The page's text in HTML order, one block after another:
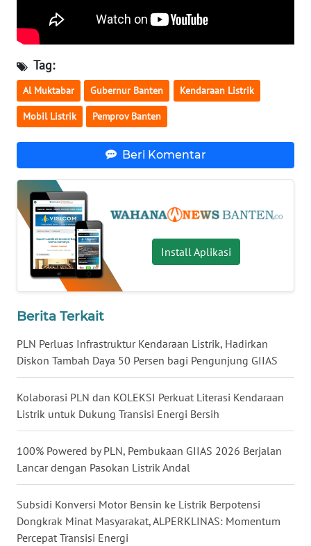
Tag:
Al Muktabar Gubernur Banten Kendaraan Listrik
Mobil Listrik Pemprov Banten
Beri Komentar
Install Aplikasi
Berita Terkait
PLN Perluas Infrastruktur Kendaraan Listrik, Hadirkan
Diskon Tambah Daya 50 Persen bagi Pengunjung GIIAS
Kolaborasi PLN dan KOLEKSI Perkuat Literasi Kendaraan
Listrik untuk Dukung Transisi Energi Bersih
100% Powered by PLN, Pembukaan GIIAS 2026 Berjalan
Lancar dengan Pasokan Listrik Andal
Subsidi Konversi Motor Bensin ke Listrik Berpotensi
Dongkrak Minat Masyarakat, ALPERKLINAS: Momentum
Percepat Transisi Energi
JOGJA
JATIM
WN
BALI
WN
KALTENG
WN
KALTARA
WN
WN
KALTIM
WN
SULSEL
WN
GORONTALO
WN
SULUT